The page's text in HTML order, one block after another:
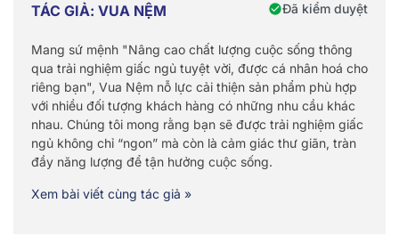
TÁC GIẢ: VUA NỆM Đã kiểm duyệt
Mang sứ mệnh "Nâng cao chất lượng cuộc sống thông
qua trải nghiệm giấc ngủ tuyệt vời, được cá nhân hoá cho
riêng bạn", Vua Nệm nỗ lực cải thiện sản phẩm phù hợp
với nhiều đối tượng khách hàng có những nhu cầu khác
nhau. Chúng tôi mong rằng bạn sẽ được trải nghiệm giấc
ngủ không chỉ “ngon” mà còn là cảm giác thư giãn, tràn
đầy năng lượng để tận hưởng cuộc sống.
Xem bài viết cùng tác giả »